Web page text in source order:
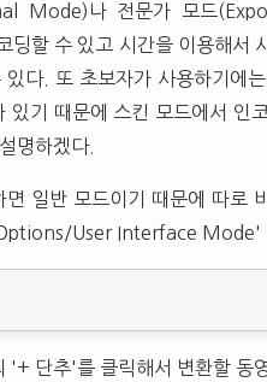
Mode)나 전문가 모드
딩할 수 있고 시간을 이용해서
있다. 또 초보자가 사용하기
있기 때문에 스킨 모드에서 인
명하겠다.
면 일반 모드이기 때문에 따로
User Interface Mode'
'+ 단추'를 클릭해서 변환할 동